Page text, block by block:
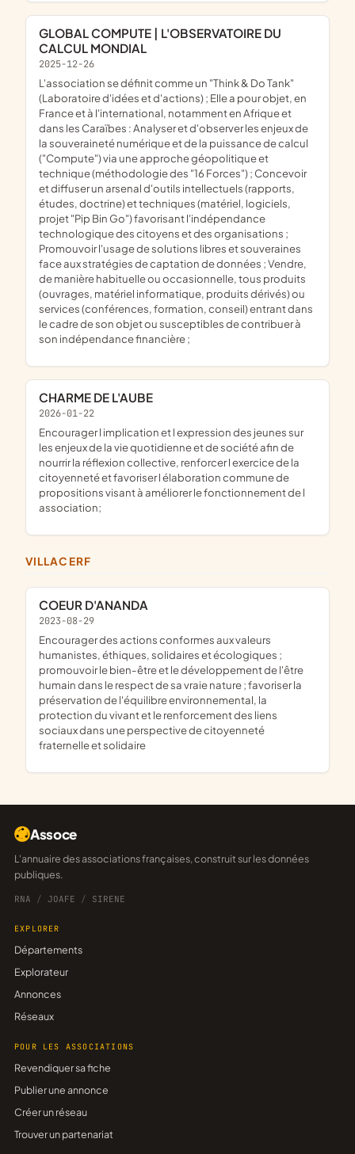
GLOBAL COMPUTE | L'OBSERVATOIRE DU
CALCUL MONDIAL
2025-12-26
l'association se définit comme un "Think & Do Tank"
(Laboratoire d'idées et d'actions) ; Elle a pour objet, en
France et à l'international, notamment en Afrique et
dans les Caraïbes : Analyser et d'observer les enjeux de
la souveraineté numérique et de la puissance de calcul
("Compute") via une approche géopolitique et
technique (méthodologie des "16 Forces") ; Concevoir
et diffuser un arsenal d'outils intellectuels (rapports,
études, doctrine) et techniques (matériel, logiciels,
projet "Pip Bin Go") favorisant l'indépendance
technologique des citoyens et des organisations ;
Promouvoir l'usage de solutions libres et souveraines
face aux stratégies de captation de données ; Vendre,
de manière habituelle ou occasionnelle, tous produits
(ouvrages, matériel informatique, produits dérivés) ou
services (conférences, formation, conseil) entrant dans
le cadre de son objet ou susceptibles de contribuer à
son indépendance financière ;
CHARME DE L'AUBE
2026-01-22
encourager l implication et l expression des jeunes sur
les enjeux de la vie quotidienne et de société afin de
nourrir la réflexion collective, renforcer l exercice de la
citoyenneté et favoriser l élaboration commune de
propositions visant à améliorer le fonctionnement de l
association;
VILLACERF
COEUR D'ANANDA
2023-08-29
encourager des actions conformes aux valeurs
humanistes, éthiques, solidaires et écologiques ;
promouvoir le bien-être et le développement de l'être
humain dans le respect de sa vraie nature ; favoriser la
préservation de l'équilibre environnemental, la
protection du vivant et le renforcement des liens
sociaux dans une perspective de citoyenneté
fraternelle et solidaire
Assoce
L'annuaire des associations françaises, construit sur les données
publiques.
RNA / JOAFE / SIRENE
EXPLORER
Départements
Explorateur
Annonces
Réseaux
POUR LES ASSOCIATIONS
Revendiquer sa fiche
Publier une annonce
Créer un réseau
Trouver un partenariat